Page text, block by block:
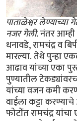
पाताळेश्वर लेण्याच्या
नजर गेली.नंतर
धनावडे, रामचंद्र व
मारल्या. तेथे पुन्हा
आढाव यांच्या एका
पुण्यातील
यांच्या वजन कमी
वाईला कट्टा
फोटोंत रामचंद्र